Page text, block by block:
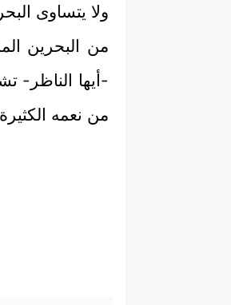
ولا يتساوى
من البحرين
-أيها الناظر-
من نعمه الكثيرة